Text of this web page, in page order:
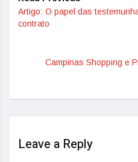
Artigo: O papel das
contrato
Campinas Shopping e
Leave a Reply